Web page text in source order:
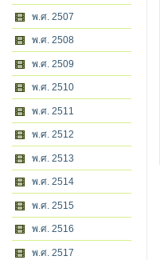
พ.ศ. 2507
พ.ศ. 2508
พ.ศ. 2509
พ.ศ. 2510
พ.ศ. 2511
พ.ศ. 2512
พ.ศ. 2513
พ.ศ. 2514
พ.ศ. 2515
พ.ศ. 2516
พ.ศ. 2517